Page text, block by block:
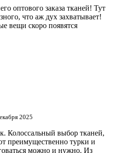
оптового заказа тканей! Тут
что аж дух захватывает!
вещи скоро появятся
2025
Колоссальный выбор тканей,
преимущественно турки и
можно и нужно. Из